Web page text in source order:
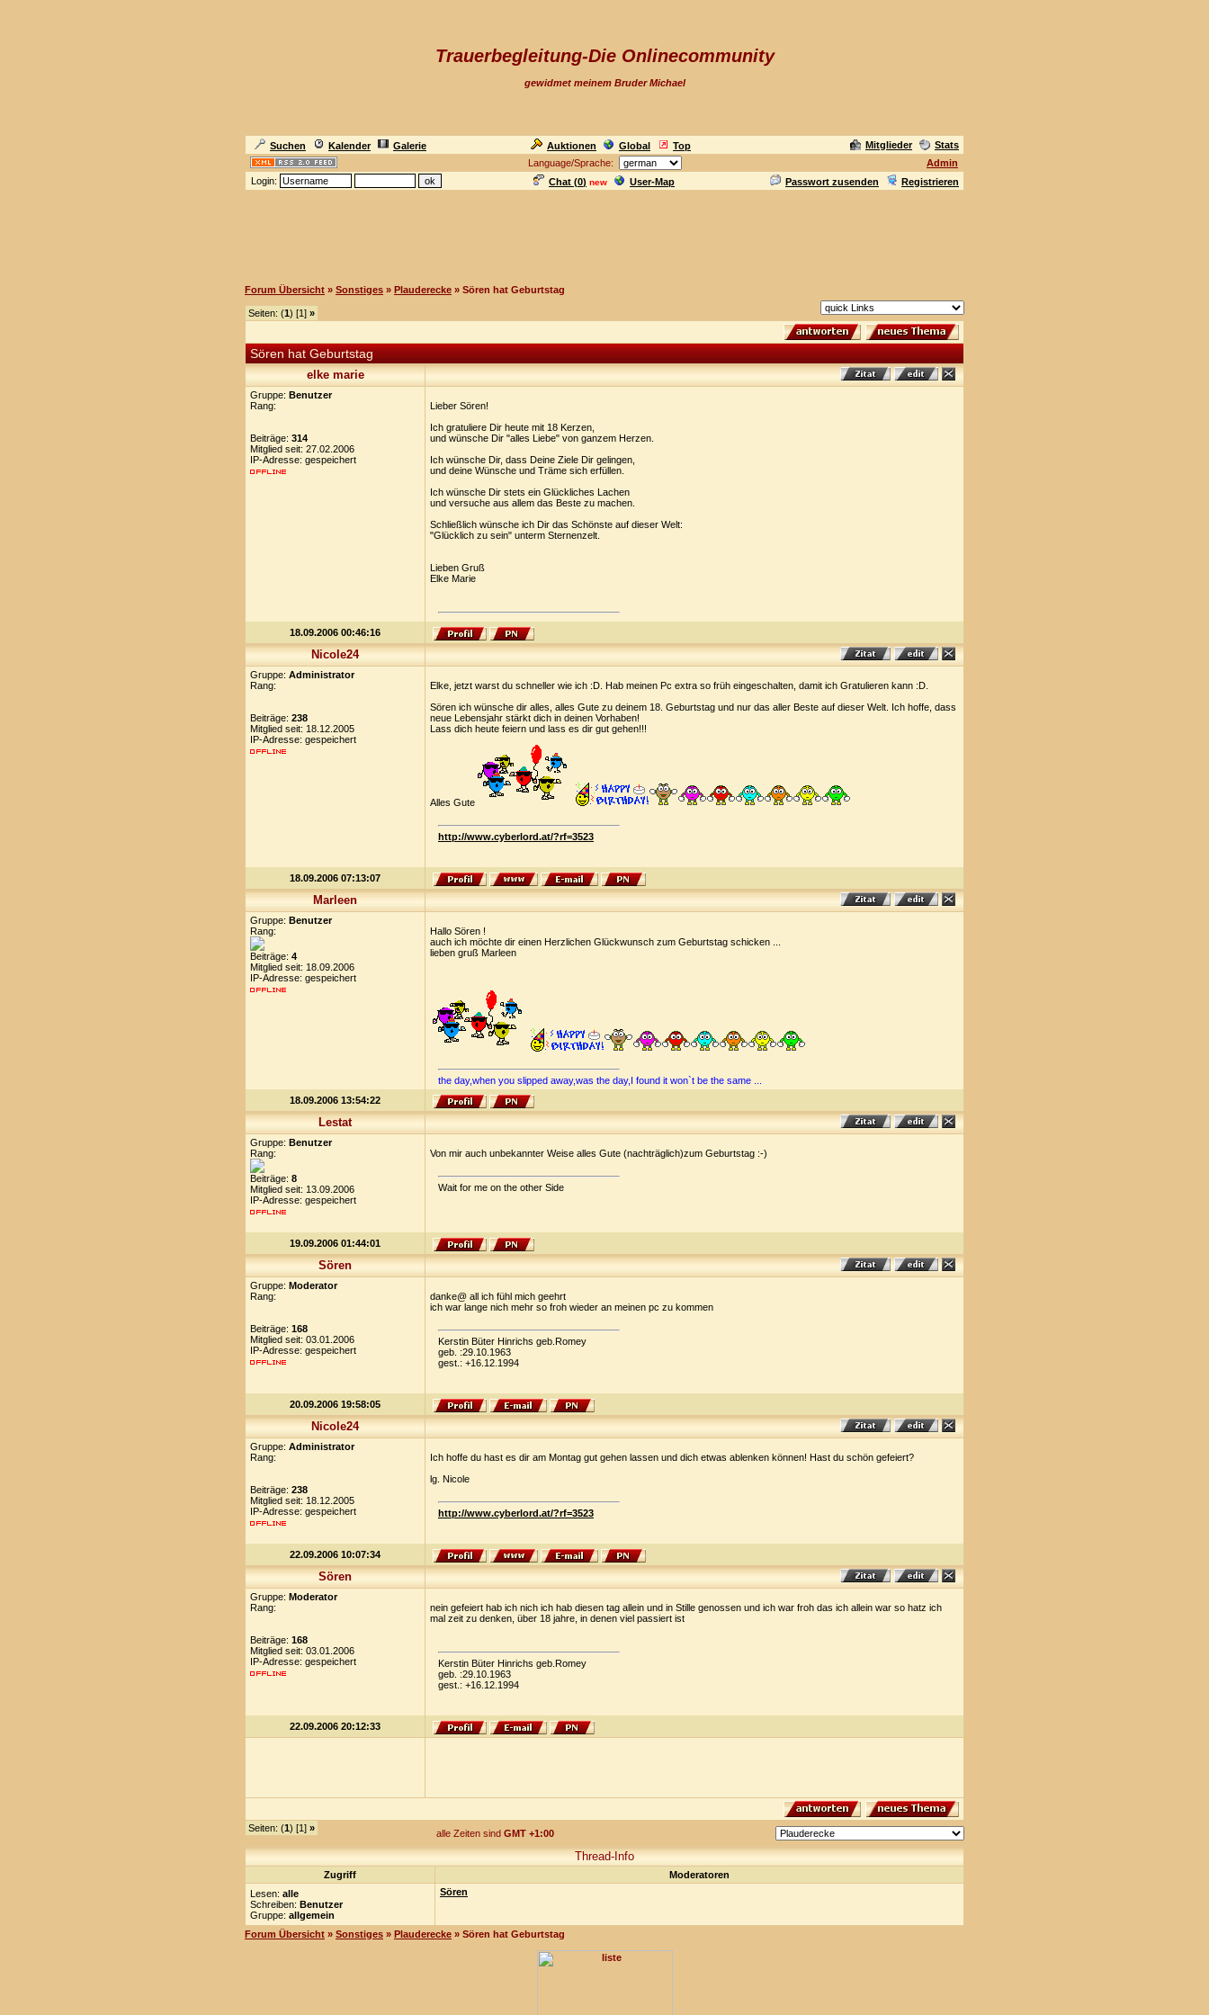
Trauerbegleitung-Die Onlinecommunity
gewidmet meinem Bruder Michael
Suchen Kalender Galerie Auktionen Global Top Mitglieder
Stats
Language/Sprache:
Admin
Login:
Chat (0) new User-Map Passwort zusenden Registrieren
Forum Übersicht » Sonstiges » Plauderecke » Sören hat Geburtstag
Seiten: (1) [1] »
Sören hat Geburtstag
elke marie
Gruppe: Benutzer
Rang:
Beiträge: 314
Mitglied seit: 27.02.2006
IP-Adresse: gespeichert
Lieber Sören!
Ich gratuliere Dir heute mit 18 Kerzen,
und wünsche Dir "alles Liebe" von ganzem Herzen.
Ich wünsche Dir, dass Deine Ziele Dir gelingen,
und deine Wünsche und Träme sich erfüllen.
Ich wünsche Dir stets ein Glückliches Lachen
und versuche aus allem das Beste zu machen.
Schließlich wünsche ich Dir das Schönste auf dieser Welt:
"Glücklich zu sein" unterm Sternenzelt.
Lieben Gruß
Elke Marie
18.09.2006 00:46:16
Nicole24
Gruppe: Administrator
Rang:
Beiträge: 238
Mitglied seit: 18.12.2005
IP-Adresse: gespeichert
Elke, jetzt warst du schneller wie ich :D. Hab meinen Pc extra so früh eingeschalten, damit ich Gratulieren kann :D.
Sören ich wünsche dir alles, alles Gute zu deinem 18. Geburtstag und nur das aller Beste auf dieser Welt. Ich hoffe, dass
neue Lebensjahr stärkt dich in deinen Vorhaben!
Lass dich heute feiern und lass es dir gut gehen!!!
Alles Gute
http://www.cyberlord.at/?rf=3523
18.09.2006 07:13:07
Marleen
Gruppe: Benutzer
Rang:
Beiträge: 4
Mitglied seit: 18.09.2006
IP-Adresse: gespeichert
Hallo Sören !
auch ich möchte dir einen Herzlichen Glückwunsch zum Geburtstag schicken ...
lieben gruß Marleen
the day,when you slipped away,was the day,I found it won`t be the same ...
18.09.2006 13:54:22
Lestat
Gruppe: Benutzer
Rang:
Beiträge: 8
Mitglied seit: 13.09.2006
IP-Adresse: gespeichert
Von mir auch unbekannter Weise alles Gute (nachträglich)zum Geburtstag :-)
Wait for me on the other Side
19.09.2006 01:44:01
Sören
Gruppe: Moderator
Rang:
Beiträge: 168
Mitglied seit: 03.01.2006
IP-Adresse: gespeichert
danke@ all ich fühl mich geehrt
ich war lange nich mehr so froh wieder an meinen pc zu kommen
Kerstin Büter Hinrichs geb.Romey
geb. :29.10.1963
gest.: +16.12.1994
20.09.2006 19:58:05
Nicole24
Gruppe: Administrator
Rang:
Beiträge: 238
Mitglied seit: 18.12.2005
IP-Adresse: gespeichert
Ich hoffe du hast es dir am Montag gut gehen lassen und dich etwas ablenken können! Hast du schön gefeiert?
lg. Nicole
http://www.cyberlord.at/?rf=3523
22.09.2006 10:07:34
Sören
Gruppe: Moderator
Rang:
Beiträge: 168
Mitglied seit: 03.01.2006
IP-Adresse: gespeichert
nein gefeiert hab ich nich ich hab diesen tag allein und in Stille genossen und ich war froh das ich allein war so hatz ich
mal zeit zu denken, über 18 jahre, in denen viel passiert ist
Kerstin Büter Hinrichs geb.Romey
geb. :29.10.1963
gest.: +16.12.1994
22.09.2006 20:12:33
Seiten: (1) [1] » alle Zeiten sind GMT +1:00
Thread-Info
Zugriff
Moderatoren
Lesen: alle
Schreiben: Benutzer
Gruppe: allgemein
Sören
Forum Übersicht » Sonstiges » Plauderecke » Sören hat Geburtstag